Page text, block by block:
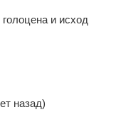
и исход
назад)